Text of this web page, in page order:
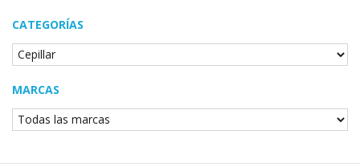
CATEGORÍAS
MARCAS